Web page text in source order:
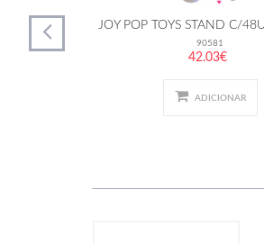
JOY POP TOYS STAND C/
90581
42.03€
ADICIONAR